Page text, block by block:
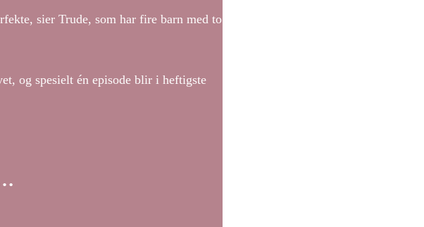
sier Trude, som har fire barn med to
og spesielt én episode blir i heftigste